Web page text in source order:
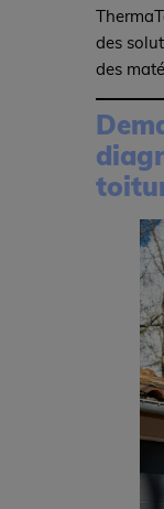
des
des